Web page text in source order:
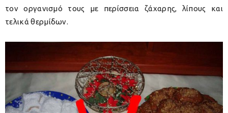
τον οργανισμό τους με περίσσεια ζάχαρης, λίπους και
τελικά θερμίδων.